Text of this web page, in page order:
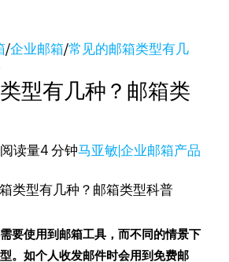
/企业邮箱/常见的邮箱类型有几
型有几种？邮箱类
读量4 分钟马亚敏|企业邮箱产品
要使用到邮箱工具，而不同的情景下
。如个人收发邮件时会用到免费邮